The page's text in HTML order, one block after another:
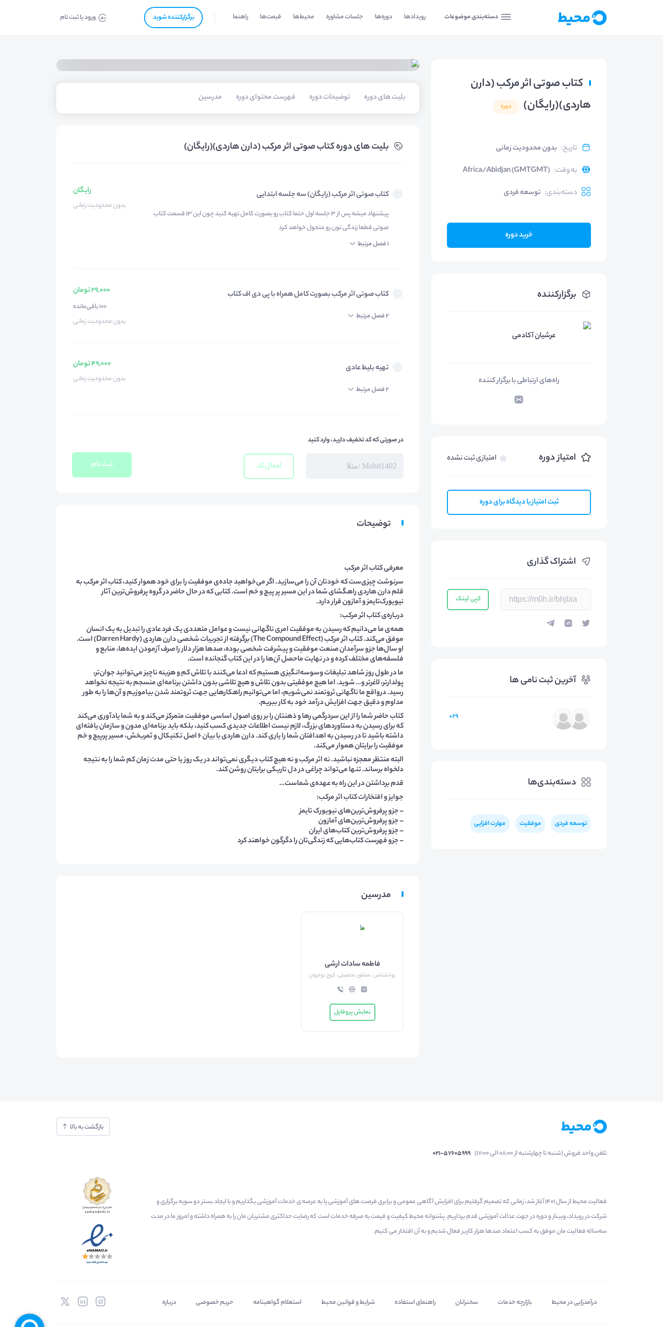
دسته‌بندی موضوعات رویدادها دوره‌ها جلسات مشاوره محیط‌ها قیمت‌ها راهنما برگزار‌‌کننده شوید ورود یا ثبت نام
کتاب صوتی اثر مرکب (دارن
هاردی)(رایگان)
دوره
تاریخ: بدون محدودیت زمانی
به وقت:
Africa/Abidjan (GMTGMT)
دسته‌بندی: توسعه فردی
خرید دوره
برگزارکننده
عرشیان آکادمی
راه‌های ارتباطی با برگزار کننده
امتیاز دوره امتیازی ثبت نشده
ثبت امتیاز یا دیدگاه برای دوره
اشتراک گذاری
کپی لینک
آخرین ثبت نامی ها
29+
دسته‌بندی‌ها
توسعه فردی موفقیت مهارت افزایی
بلیت های دوره توضیحات دوره فهرست محتوای دوره مدرسین
بلیت های دوره کتاب صوتی اثر مرکب (دارن هاردی)(رایگان)
کتاب صوتی اثر مرکب (رایگان) سه جلسه ابتدایی
پیشنهاد میشه پس از ۳ جلسه اول حتما کتاب رو بصورت کامل تهیه کنید چون این ۱۳ قسمت کتاب
صوتی قطعا زندگی تون رو متحول خواهد کرد
1 فصل مرتبط
رایگان
بدون محدودیت زمانی
کتاب صوتی اثر مرکب بصورت کامل همراه با پی دی اف کتاب
2 فصل مرتبط
29,000 تومان
100 باقی‌مانده
بدون محدودیت زمانی
تهیه بلیط عادی
2 فصل مرتبط
49,000 تومان
بدون محدودیت زمانی
در صورتی که کد تخفیف دارید، وارد کنید
اعمال کد ثبت نام
توضیحات
معرفی کتاب اثر مرکب
سرنوشت چیزی‌ست که خودتان آن را می‎‌سازید. اگر می‌خواهید جاده‌ی موفقیت را برای خود هموار کنید، کتاب اثر مرکب به
قلم دارن هاردی راهگشای شما در این مسیر پر پیچ و خم است. کتابی که در حال حاضر در گروه پرفروش‌ترین آثار
نیویورک‌تایمز و آمازون قرار دارد.
درباره‌ی کتاب اثر مرکب:
همه‌ی ما می‌دانیم که رسیدن به موفقیت امری ناگهانی نیست و عوامل متعددی یک فرد عادی را تبدیل به یک انسان
موفق می‌کند. کتاب اثر مرکب (The Compound Effect) برگرفته از تجربیات شخصی دارن هاردی (Darren Hardy) است.
او سال‌ها جزو سرآمدان صنعت موفقیت و پیشرفت شخصی بوده، صدها هزار دلار را صرف آزمودن ایده‌ها، منابع و
فلسفه‌های مختلف کرده و در نهایت ما‌حصل آن‌ها را در این کتاب گنجانده است.
ما در طول روز شاهد تبلیغات وسوسه‌انگیزی هستیم که ادعا می‌کنند با تلاش کم و هزینه ناچیز می‌توانید جوان‌تر،
پولدارتر، لاغرتر و… شوید. اما هیچ موفقیتی بدون تلاش و هیچ تلاشی بدون داشتن برنامه‌ای منسجم به نتیجه نخواهد
رسید. درواقع ما ناگهانی ثروتمند نمی‌شویم، اما می‌توانیم راهکارهایی جهت ثروتمند شدن بیاموزیم و آن‌ها را به طور
مداوم و دقیق جهت افزایش درآمد خود به کار ببریم.
کتاب حاضر شما را از این سردرگمی رها و ذهنتان را بر روی اصول اساسی موفقیت متمرکز می‌کند و به شما یادآوری می‌کند
که برای رسیدن به دستاورد‌های بزرگ، لازم نیست اطلاعات جدیدی کسب کنید، بلکه باید برنامه‌ای مدون و سازمان یافته‌ای
داشته باشید تا در رسیدن به اهدافتان شما را یاری کند. دارن هاردی با بیان 6 اصل تکنیکال و ثمربخش، مسیر پرپیچ و خم
موفقیت را برایتان هموار می‌کند.
البته منتظر معجزه نباشید. نه اثر مرکب و نه هیچ کتاب دیگری نمی‌تواند در یک روز یا حتی مدت زمان کم شما را به نتیجه
دلخواه برساند. تنها می‌تواند چراغی در دل تاریکی برایتان روشن کند.
قدم برداشتن در این راه به عهده‌ی شماست…
جوایز و افتخارات کتاب اثر مرکب:
– جزو پرفروش‌ترین‌های نیویورک تایمز
– جزو پرفروش‌ترین‌های آمازون
– جزو پرفروش‌ترین کتاب‌های ایران
– جزو فهرست کتاب‌هایی که زندگی‌تان را دگرگون خواهند کرد
مدرسین
فاطمه سادات ارشی
روانشناس ، مشاور تحصیلی، کوچ نوجوان
نمایش پروفایل
بازگشت به بالا
تلفن واحد فروش (شنبه تا چهارشنبه از 08:00 الی 17:00) 021-57605999
فعالیت محیط از سال 1401 آغاز شد، زمانی که تصمیم گرفتیم برای افزایش آگاهی عمومی و برابری فرصت های آموزشی پا به عرصه ی خدمات آموزشی بگذاریم و با ایجاد بستر دو سویه برگزاری و
شرکت در رویداد، وبینار و دوره در جهت عدالت آموزشی قدم برداریم. پشتوانه محیط کیفیت و قیمت به صرفه خدمات است که رضایت حداکثری مشتریان مان را به همراه داشته و امروز ما در مدت
سه‌ساله فعالیت مان موفق به کسب اعتماد صدها هزار کاربر فعال شدیم و به آن افتخار می‌ کنیم.
درآمدزایی در محیط بازارچه خدمات سخنرانان راهنمای استفاده شرایط و قوانین محیط استعلام گواهینامه حریم خصوصی درباره